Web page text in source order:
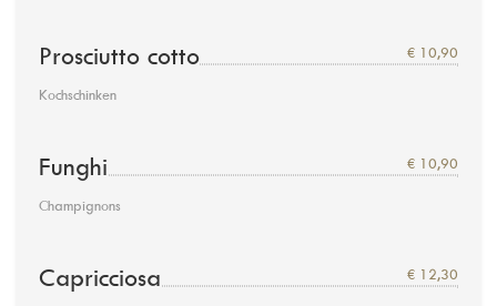
Prosciutto cotto € 10,90
Kochschinken
Funghi € 10,90
Champignons
Capricciosa € 12,30